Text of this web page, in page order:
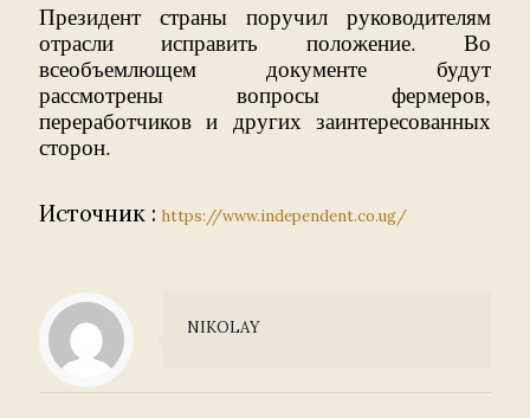
Президент страны поручил руководителям
отрасли исправить положение. Во
всеобъемлющем документе будут
рассмотрены вопросы фермеров,
переработчиков и других заинтересованных
сторон.
Источник : https://www.independent.co.ug/
NIKOLAY